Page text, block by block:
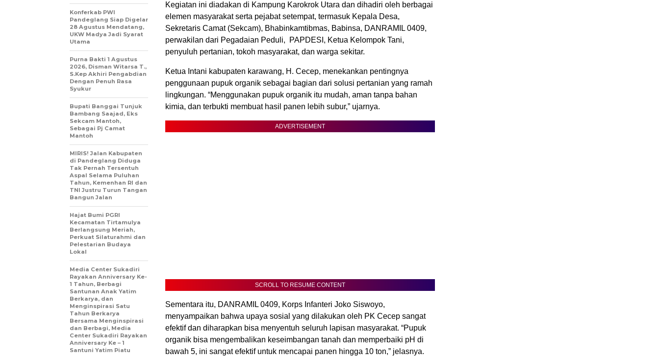
Kegiatan ini diadakan di Kampung Karokrok Utara dan dihadiri oleh berbagai
elemen masyarakat serta pejabat setempat, termasuk Kepala Desa,
Sekretaris Camat (Sekcam), Bhabinkamtibmas, Babinsa, DANRAMIL 0409,
perwakilan dari Pegadaian Peduli, PAPDESI, Ketua Kelompok Tani,
penyuluh pertanian, tokoh masyarakat, dan warga sekitar.
Ketua Intani kabupaten karawang, H. Cecep, menekankan pentingnya
penggunaan pupuk organik sebagai bagian dari solusi pertanian yang ramah
lingkungan. “Menggunakan pupuk organik itu mudah, aman tanpa bahan
kimia, dan terbukti membuat hasil panen lebih subur,” ujarnya.
ADVERTISEMENT
SCROLL TO RESUME CONTENT
Sementara itu, DANRAMIL 0409, Korps Infanteri Joko Siswoyo,
menyampaikan bahwa upaya sosial yang dilakukan oleh PK Cecep sangat
efektif dan diharapkan bisa menyentuh seluruh lapisan masyarakat. “Pupuk
organik bisa mengembalikan keseimbangan tanah dan memperbaiki pH di
bawah 5, ini sangat efektif untuk mencapai panen hingga 10 ton,” jelasnya.
Konferkab PWI
Pandeglang Siap Digelar
28 Agustus Mendatang,
UKW Madya Jadi Syarat
Utama
Purna Bakti 1 Agustus
2026, Disman Witarsa T.,
S.Kep Akhiri Pengabdian
Dengan Penuh Rasa
Syukur
Bupati Banggai Tunjuk
Bambang Saajad, Eks
Sekcam Mantoh,
Sebagai Pj Camat
Mantoh
MIRIS! Jalan Kabupaten
di Pandeglang Diduga
Tak Pernah Tersentuh
Aspal Selama Puluhan
Tahun, Kemenhan RI dan
TNI Justru Turun Tangan
Bangun Jalan
Hajat Bumi PGRI
Kecamatan Tirtamulya
Berlangsung Meriah,
Perkuat Silaturahmi dan
Pelestarian Budaya
Lokal
Media Center Sukadiri
Rayakan Anniversary Ke-
1 Tahun, Berbagi
Santunan Anak Yatim
Berkarya, dan
Menginspirasi Satu
Tahun Berkarya
Bersama Menginspirasi
dan Berbagi, Media
Center Sukadiri Rayakan
Anniversary Ke – 1
Santuni Yatim Piatu